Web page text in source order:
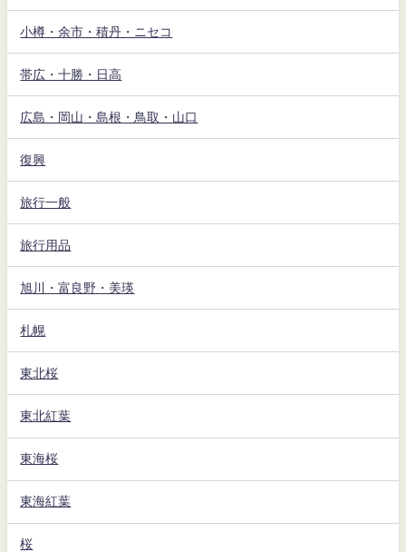
小樽・余市・積丹・ニセコ
帯広・十勝・日高
広島・岡山・島根・鳥取・山口
復興
旅行一般
旅行用品
旭川・富良野・美瑛
札幌
東北桜
東北紅葉
東海桜
東海紅葉
桜